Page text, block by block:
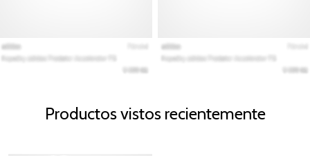
Productos vistos recientemente